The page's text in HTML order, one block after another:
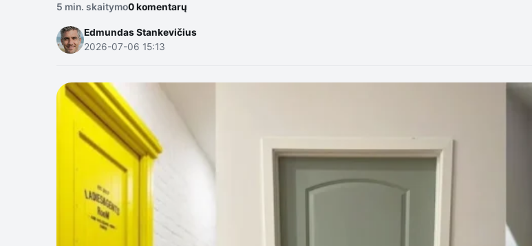
5 min. skaitymo0 komentarų
Edmundas Stankevičius
2026-07-06 15:13